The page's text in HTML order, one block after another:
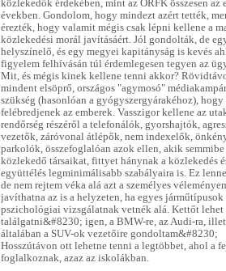
közlekedők érdekében, mint az ORFK összesen az
években. Gondolom, hogy mindezt azért tették,
érezték, hogy valamit mégis csak lépni kellene a
közlekedési morál javításáért. Jól gondolták, de
helyszínelő, és egy megyei kapitányság is kevés
figyelem felhívásán túl érdemlegesen tegyen az
Mit, és mégis kinek kellene tenni akkor?
mindent elsöprő, országos "agymosó"
szükség (hasonlóan a gyógyszergyárakéhoz), hogy
felébredjenek az emberek. Vasszigor kellene az
rendőrség részéről a telefonálók, gyorshajtók,
vezetők, záróvonal átlépők, nem indexelők,
parkolók, összefoglalóan azok ellen, akik
közlekedő társaikat, fittyet hánynak a közlekedés
együttélés legminimálisabb szabályaira is. Ez
de nem rejtem véka alá azt a személyes
javíthatna az is a helyzeten, ha egyes
pszichológiai vizsgálatnak vetnék alá. Kettőt lehet
találgatni&#8230; igen, a BMW-re, az Audi-ra,
általában a SUV-ok vezetőire gondoltam&#8230;
Hosszútávon ott lehetne tenni a legtöbbet, ahol a
foglalkoznak, azaz az iskolákban.